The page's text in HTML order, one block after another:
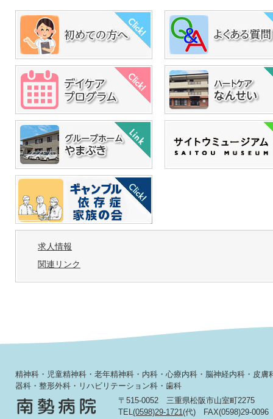
求人情報
関連リンク
精神科・児童精神科・老年精神科・内科・心療内科・脳神経内科・皮膚
器科・整形外科・リハビリテーション科・歯科
〒515-0052 三重県松阪市山室町2275
TEL (0598)29-1721 (代) FAX(0598)29-0096